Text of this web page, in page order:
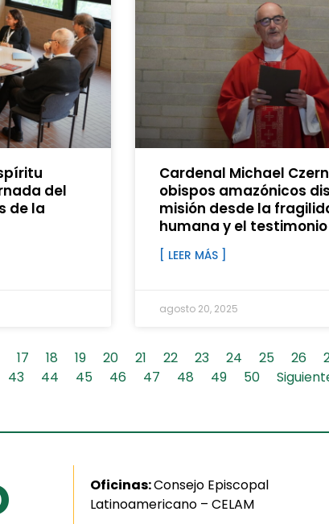
del
de la
Cardenal Michael
obispos amazónicos
misión desde la
humana y el
[ LEER MÁS ]
agosto 20, 2025
17 18 19 20 21 22 23 24 25 26
43 44 45 46 47 48 49 50
Oficinas:Consejo Episcopal
Latinoamericano – CELAM